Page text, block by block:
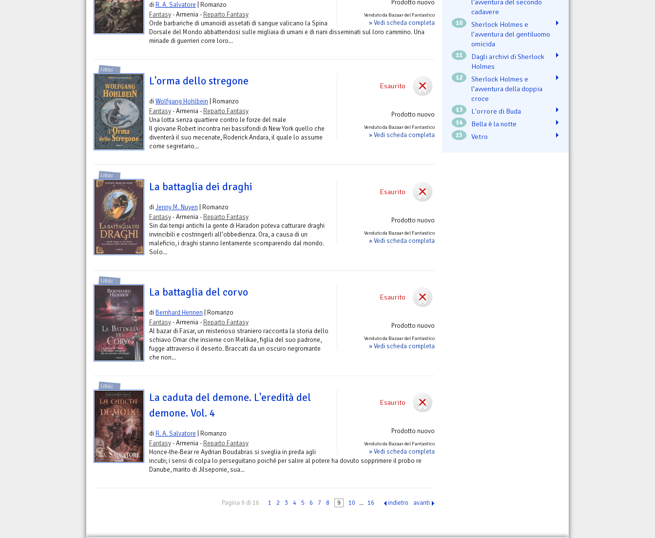
Prodotto nuovo
Venduto da Bazaar del Fantastico
» Vedi scheda completa
di R. A. Salvatore | Romanzo
Fantasy- Armenia - Reparto Fantasy
Orde barbariche di umanoidi assetati di sangue valicano la Spina
Dorsale del Mondo abbattendosi sulle migliaia di umani e di nani disseminati sul loro cammino. Una
miriade di guerrieri corre loro...
Esaurito
Prodotto nuovo
Venduto da Bazaar del Fantastico
» Vedi scheda completa
LIBRI
L'orma dello stregone
diWolfgang Hohlbein | Romanzo
Fantasy- Armenia - Reparto Fantasy
Una lotta senza quartiere contro le forze del male
Il giovane Robert incontra nei bassifondi di New York quello che
diventerà il suo mecenate, Roderick Andara, il quale lo assume
come segretario...
Esaurito
Prodotto nuovo
Venduto da Bazaar del Fantastico
» Vedi scheda completa
LIBRI
La battaglia dei draghi
diJenny M. Nuyen | Romanzo
Fantasy- Armenia - Reparto Fantasy
Sin dai tempi antichi la gente di Haradon poteva catturare draghi
invincibili e costringerli all’obbedienza. Ora, a causa di un
maleficio, i draghi stanno lentamente scomparendo dal mondo.
Solo...
Esaurito
Prodotto nuovo
Venduto da Bazaar del Fantastico
» Vedi scheda completa
LIBRI
La battaglia del corvo
di Bernhard Hennen | Romanzo
Fantasy- Armenia - Reparto Fantasy
Al bazar di Fasar, un misterioso straniero racconta la storia dello
schiavo Omar che insieme con Melikae, figlia del suo padrone,
fugge attraverso il deserto. Braccati da un oscuro negromante
che non...
Esaurito
Prodotto nuovo
Venduto da Bazaar del Fantastico
» Vedi scheda completa
LIBRI
La caduta del demone. L'eredità del
demone. Vol. 4
di R. A. Salvatore | Romanzo
Fantasy- Armenia - Reparto Fantasy
Honce-the-Bear re Aydrian Boudabras si sveglia in preda agli
incubi; i sensi di colpa lo perseguitano poiché per salire al potere ha dovuto sopprimere il probo re
Danube, marito di Jilseponie, sua...
Pagina 9 di 16 1 2 3 4 5 6 7 8 9 10 ... 16 indietro avanti
l'avventura del secondo
cadavere
10
Sherlock Holmes e
l’avventura del gentiluomo
omicida
11
Dagli archivi di Sherlock
Holmes
12
Sherlock Holmes e
l’avventura della doppia
croce
13 L'orrore di Buda
14 Bella è la notte
15 Vetro